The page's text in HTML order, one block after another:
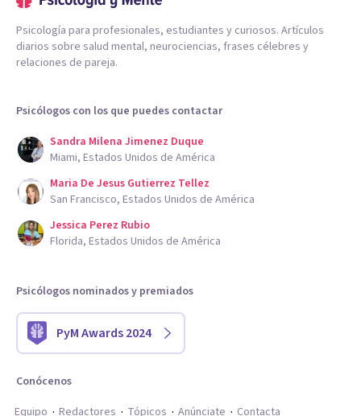
Psicología para profesionales, estudiantes y curiosos. Artículos
diarios sobre salud mental, neurociencias, frases célebres y
relaciones de pareja.
Psicólogos con los que puedes contactar
Sandra Milena Jimenez Duque
Miami, Estados Unidos de América
Maria De Jesus Gutierrez Tellez
San Francisco, Estados Unidos de América
Jessica Perez Rubio
Florida, Estados Unidos de América
Psicólogos nominados y premiados
PyM Awards 2024
Conócenos
Equipo
Redactores Tópicos Anúnciate Contacta